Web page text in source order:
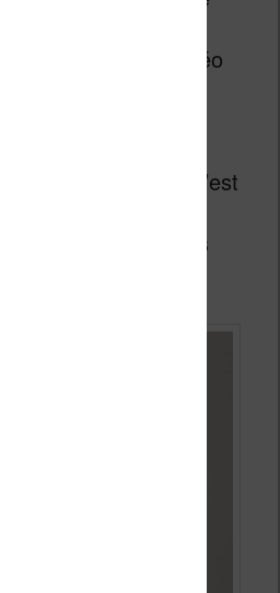
: le célèbre jeu vidéo
: sans surprise, c’est
qui aiment faire des